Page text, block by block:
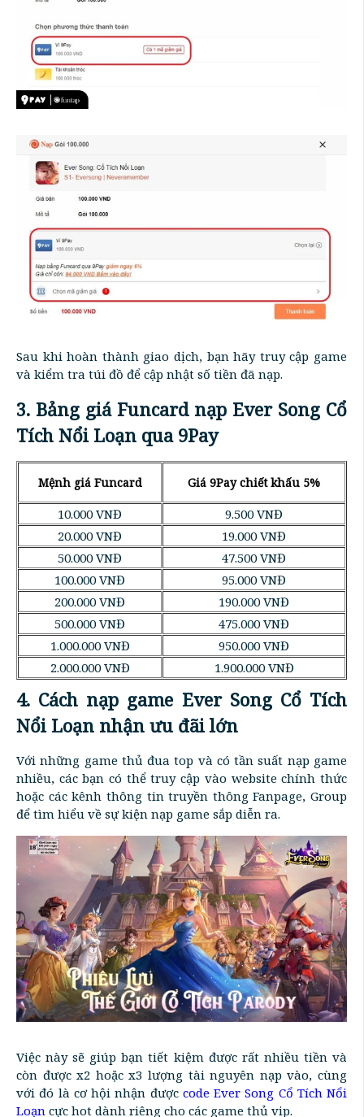
Sau khi hoàn thành giao dịch, bạn hãy truy cập game
và kiểm tra túi đồ để cập nhật số tiền đã nạp.
3. Bảng giá Funcard nạp Ever Song Cổ
Tích Nổi Loạn qua 9Pay
Mệnh giá Funcard Giá 9Pay chiết khấu 5%
10.000 VNĐ
9.500 VNĐ
20.000 VNĐ
19.000 VNĐ
50.000 VNĐ
47.500 VNĐ
100.000 VNĐ
95.000 VNĐ
200.000 VNĐ
190.000 VNĐ
500.000 VNĐ
475.000 VNĐ
1.000.000 VNĐ
950.000 VNĐ
2.000.000 VNĐ
1.900.000 VNĐ
4. Cách nạp game Ever Song Cổ Tích
Nổi Loạn nhận ưu đãi lớn
Với những game thủ đua top và có tần suất nạp game
nhiều, các bạn có thể truy cập vào website chính thức
hoặc các kênh thông tin truyền thông Fanpage, Group
để tìm hiểu về sự kiện nạp game sắp diễn ra.
Việc này sẽ giúp bạn tiết kiệm được rất nhiều tiền và
còn được x2 hoặc x3 lượng tài nguyên nạp vào, cùng
với đó là cơ hội nhận được code Ever Song Cổ Tích Nổi
Loạn cực hot dành riêng cho các game thủ vip.